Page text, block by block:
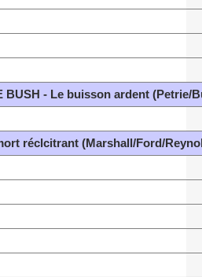
BUSH - Le buisson ardent (Petrie/
réclcitrant (Marshall/Ford/